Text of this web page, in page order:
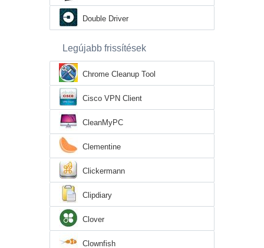
Double Driver
Legújabb frissítések
Chrome Cleanup Tool
Cisco VPN Client
CleanMyPC
Clementine
Clickermann
Clipdiary
Clover
Clownfish